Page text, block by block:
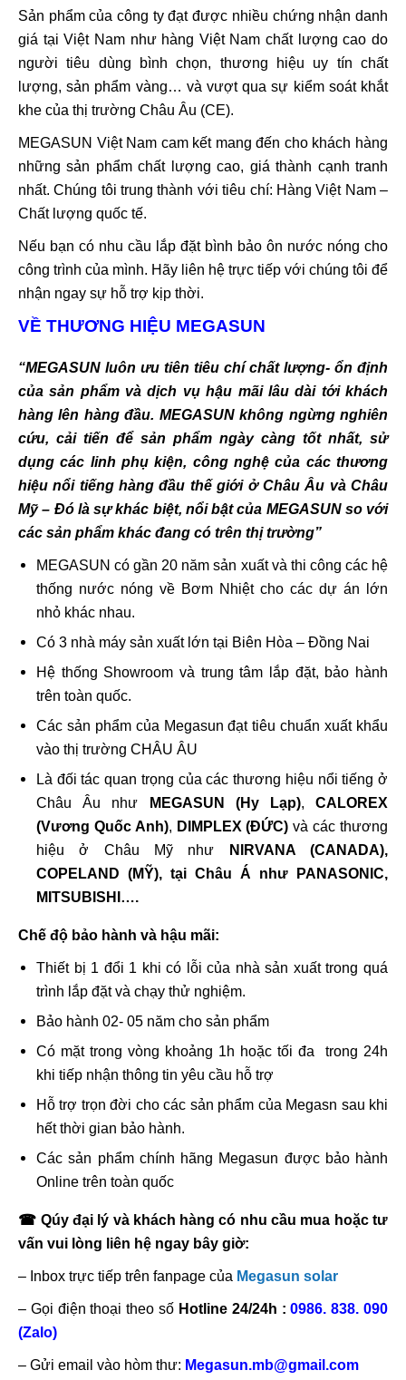
Sản phẩm của công ty đạt được nhiều chứng nhận danh
giá tại Việt Nam như hàng Việt Nam chất lượng cao do
người tiêu dùng bình chọn, thương hiệu uy tín chất
lượng, sản phẩm vàng… và vượt qua sự kiểm soát khắt
khe của thị trường Châu Âu (CE).
MEGASUN Việt Nam cam kết mang đến cho khách hàng
những sản phẩm chất lượng cao, giá thành cạnh tranh
nhất. Chúng tôi trung thành với tiêu chí: Hàng Việt Nam –
Chất lượng quốc tế.
Nếu bạn có nhu cầu lắp đặt bình bảo ôn nước nóng cho
công trình của mình. Hãy liên hệ trực tiếp với chúng tôi để
nhận ngay sự hỗ trợ kịp thời.
VỀ THƯƠNG HIỆU MEGASUN
“MEGASUN luôn ưu tiên tiêu chí chất lượng- ổn định
của sản phẩm và dịch vụ hậu mãi lâu dài tới khách
hàng lên hàng đầu. MEGASUN không ngừng nghiên
cứu, cải tiến để sản phẩm ngày càng tốt nhất, sử
dụng các linh phụ kiện, công nghệ của các thương
hiệu nổi tiếng hàng đầu thế giới ở Châu Âu và Châu
Mỹ – Đó là sự khác biệt, nổi bật của MEGASUN so với
các sản phẩm khác đang có trên thị trường”
MEGASUN có gần 20 năm sản xuất và thi công các hệ
thống nước nóng về Bơm Nhiệt cho các dự án lớn
nhỏ khác nhau.
Có 3 nhà máy sản xuất lớn tại Biên Hòa – Đồng Nai
Hệ thống Showroom và trung tâm lắp đặt, bảo hành
trên toàn quốc.
Các sản phẩm của Megasun đạt tiêu chuẩn xuất khẩu
vào thị trường CHÂU ÂU
Là đối tác quan trọng của các thương hiệu nổi tiếng ở
Châu Âu như
MEGASUN (Hy Lạp),CALOREX
(Vương Quốc Anh), DIMPLEX (ĐỨC)và các thương
hiệu ở Châu Mỹ như
NIRVANA (CANADA),
COPELAND (MỸ), tại Châu Á như PANASONIC,
MITSUBISHI….
Chế độ bảo hành và hậu mãi:
Thiết bị 1 đổi 1 khi có lỗi của nhà sản xuất trong quá
trình lắp đặt và chạy thử nghiệm.
Bảo hành 02- 05 năm cho sản phẩm
Có mặt trong vòng khoảng 1h hoặc tối đa trong 24h
khi tiếp nhận thông tin yêu cầu hỗ trợ
Hỗ trợ trọn đời cho các sản phẩm của Megasn sau khi
hết thời gian bảo hành.
Các sản phẩm chính hãng Megasun được bảo hành
Online trên toàn quốc
☎ Qúy đại lý và khách hàng có nhu cầu mua hoặc tư
vấn vui lòng liên hệ ngay bây giờ:
– Inbox trực tiếp trên fanpage của Megasun solar
– Gọi điện thoại theo số Hotline 24/24h :0986. 838. 090
(Zalo)
– Gửi email vào hòm thư: Megasun.mb@gmail.com